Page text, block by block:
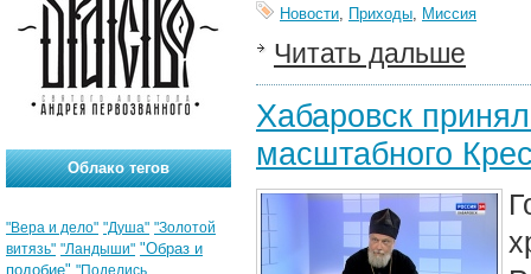
Новости, Приходы, Миссия
Читать дальше
Хабаровск
масштабного
х
Облако тегов
"Вера и дело" "Душа" "Золотой
витязь" "Ландыши" "Образ и
подобие" "Поделись